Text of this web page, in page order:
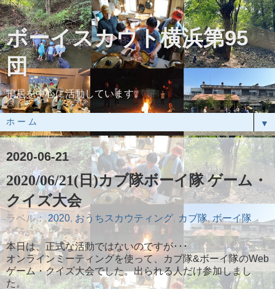
ボーイスカウト横浜第95
団
鴨居を中心に活動しています。
▼
2020-06-21
2020/06/21(日)カブ隊ボーイ隊 ゲーム・
クイズ大会
ラベル：2020, おうちスカウティング, カブ隊, ボーイ隊
本日は、正式な活動ではないのですが･･･
オンラインミーティングを使って、カブ隊&ボーイ隊のWeb
ゲーム・クイズ大会でした。出られる人だけ参加しまし
た。